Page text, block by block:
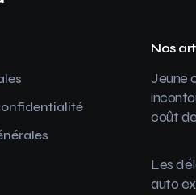
Nos
Jeune
coût
Les
auto